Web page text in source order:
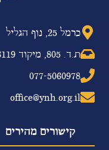
כרמל 25, נוף הגליל
ת.ד. 805, מיקוד 1766119
077-5060978
office@ynh.org.il
קישורים מהירים